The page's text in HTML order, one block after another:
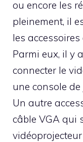
ou encore les
pleinement, il
les
Parmi eux, il y
connecter le
une console
Un autre
câble VGA qui